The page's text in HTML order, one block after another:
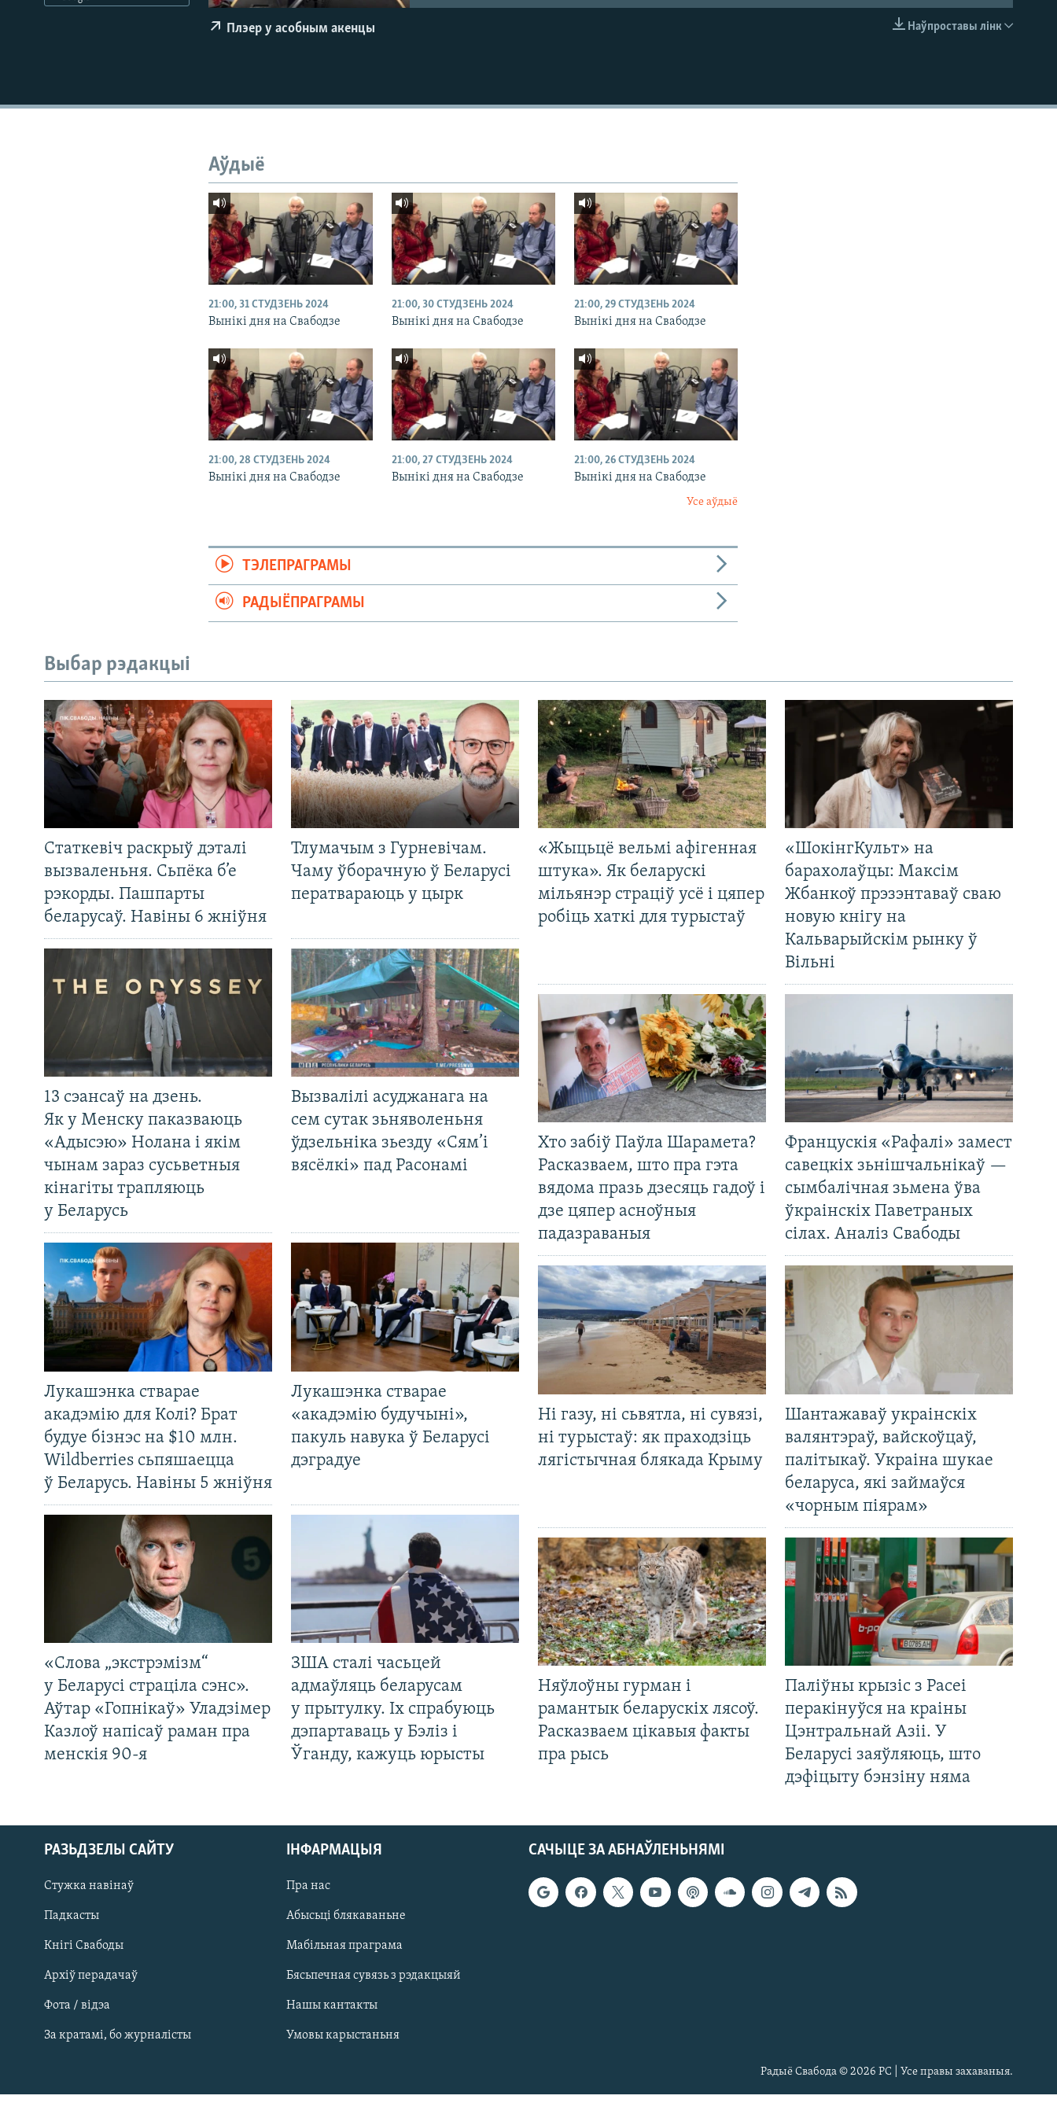
САЧЫЦЕ ЗА АБНАЎЛЕНЬНЯМІ
Наўпроставы лінк
Плэер у асобным акенцы
Аўдыё
21:00, 31 СТУДЗЕНЬ 2024
Вынікі дня на Свабодзе
21:00, 30 СТУДЗЕНЬ 2024
Вынікі дня на Свабодзе
21:00, 29 СТУДЗЕНЬ 2024
Вынікі дня на Свабодзе
21:00, 28 СТУДЗЕНЬ 2024
Вынікі дня на Свабодзе
21:00, 27 СТУДЗЕНЬ 2024
Вынікі дня на Свабодзе
21:00, 26 СТУДЗЕНЬ 2024
Вынікі дня на Свабодзе
Усе аўдыё
ТЭЛЕПРАГРАМЫ
РАДЫЁПРАГРАМЫ
Выбар рэдакцыі
Статкевіч раскрыў дэталі
вызваленьня. Сьпёка б’е
рэкорды. Пашпарты
беларусаў. Навіны 6 жніўня
Тлумачым з Гурневічам.
Чаму ўборачную ў Беларусі
ператвараюць у цырк
13 сэансаў на дзень.
Як у Менску паказваюць
«Адысэю» Нолана і якім
чынам зараз сусьветныя
кінагіты трапляюць
у Беларусь
Вызвалілі асуджанага на
сем сутак зьняволеньня
ўдзельніка зьезду «Сям’і
вясёлкі» пад Расонамі
Лукашэнка стварае
акадэмію для Колі? Брат
будуе бізнэс на $10 млн.
Wildberries сьпяшаецца
ў Беларусь. Навіны 5 жніўня
Лукашэнка стварае
«акадэмію будучыні»,
пакуль навука ў Беларусі
дэградуе
«Слова „экстрэмізм“
у Беларусі страціла сэнс».
Аўтар «Гопнікаў» Уладзімер
Казлоў напісаў раман пра
менскія 90-я
ЗША сталі часьцей
адмаўляць беларусам
у прытулку. Іх спрабуюць
дэпартаваць у Бэліз і
Ўганду, кажуць юрысты
«Жыцьцё вельмі афігенная
штука». Як беларускі
мільянэр страціў усё і цяпер
робіць хаткі для турыстаў
«ШокінгКульт» на
барахолаўцы: Максім
Жбанкоў прэзэнтаваў сваю
новую кнігу на
Кальварыйскім рынку ў
Вільні
Хто забіў Паўла Шарамета?
Расказваем, што пра гэта
вядома празь дзесяць гадоў і
дзе цяпер асноўныя
падазраваныя
Францускія «Рафалі» замест
савецкіх зьнішчальнікаў —
сымбалічная зьмена ўва
ўкраінскіх Паветраных
сілах. Аналіз Свабоды
Ні газу, ні сьвятла, ні сувязі,
ні турыстаў: як праходзіць
лягістычная блякада Крыму
Шантажаваў украінскіх
валянтэраў, вайскоўцаў,
палітыкаў. Украіна шукае
беларуса, які займаўся
«чорным піярам»
Няўлоўны гурман і
рамантык беларускіх лясоў.
Расказваем цікавыя факты
пра рысь
Паліўны крызіс з Расеі
перакінуўся на краіны
Цэнтральнай Азіі. У
Беларусі заяўляюць, што
дэфіцыту бэнзіну няма
САЧЫЦЕ ЗА АБНАЎЛЕНЬНЯМІ
РАЗЬДЗЕЛЫ САЙТУ
Стужка навінаў
Падкасты
Кнігі Свабоды
Архіў перадачаў
Фота / відэа
За кратамі, бо журналісты
ІНФАРМАЦЫЯ
Пра нас
Абысьці блякаваньне
Мабільная праграма
Бясьпечная сувязь з рэдакцыяй
Нашы кантакты
Умовы карыстаньня
Радыё Свабода © 2026 РС | Усе правы захаваныя.